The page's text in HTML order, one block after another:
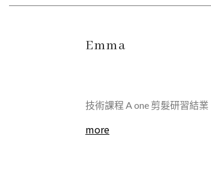
Emma
技術課程 A one 剪髮研習結
more